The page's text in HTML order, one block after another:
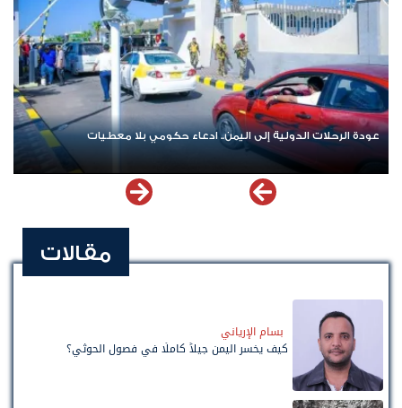
عودة الرحلات الدولية إلى اليمن.. ادعاء حكومي بلا معطيات
مقالات
بسام الإرياني
كيف يخسر اليمن جيلاً كاملًا في فصول الحوثي؟